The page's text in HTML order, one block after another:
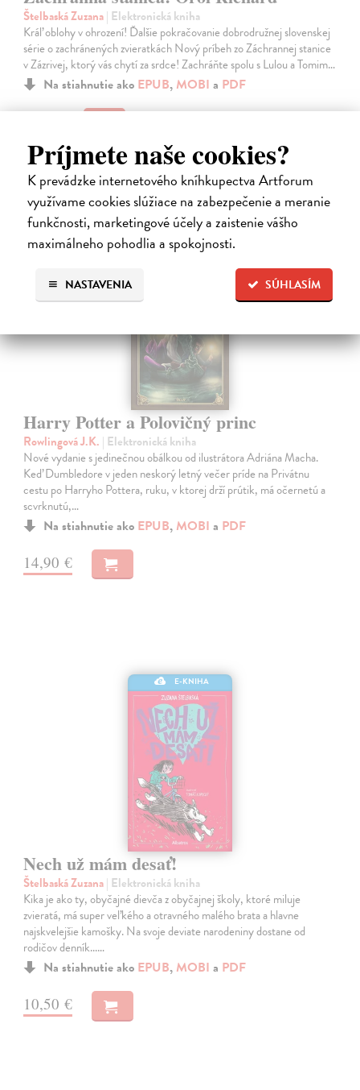
Príjmete naše cookies?
K prevádzke internetového kníhkupectva Artforum
využívame cookies slúžiace na zabezpečenie a meranie
funkčnosti, marketingové účely a zaistenie vášho
maximálneho pohodlia a spokojnosti.
SÚHLASÍM
NASTAVENIA
Štelbaská Zuzana| Elektronická kniha
Kráľ oblohy v ohrození! Ďalšie pokračovanie dobrodružnej slovenskej
série o zachránených zvieratkách Nový príbeh zo Záchrannej stanice
v Zázrivej, ktorý vás chytí za srdce! Zachráňte spolu s Lulou a Tomim…
Na stiahnutie ako EPUB, MOBI a PDF
E-KNIHA
Harry Potter a Polovičný princ
Rowlingová J.K. | Elektronická kniha
Nové vydanie s jedinečnou obálkou od ilustrátora Adriána Macha.
Keď Dumbledore v jeden neskorý letný večer príde na Privátnu
cestu po Harryho Pottera, ruku, v ktorej drží prútik, má očernetú a
scvrknutú,…
Na stiahnutie ako EPUB, MOBI a PDF
14,90 €
E-KNIHA
Nech už mám desať!
Štelbaská Zuzana| Elektronická kniha
Kika je ako ty, obyčajné dievča z obyčajnej školy, ktoré miluje
zvieratá, má super veľkého a otravného malého brata a hlavne
najskvelejšie kamošky. Na svoje deviate narodeniny dostane od
rodičov denník...…
Na stiahnutie ako EPUB, MOBI a PDF
10,50 €